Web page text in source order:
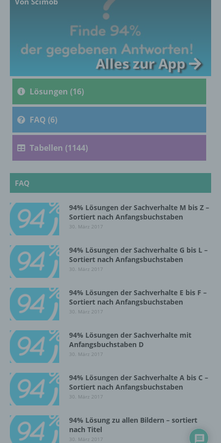
Alles zur App
Lösungen (16)
FAQ (6)
Tabellen (1144)
FAQ
94% Lösungen der Sachverhalte M bis Z –
Sortiert nach Anfangsbuchstaben
30. März 2017
94% Lösungen der Sachverhalte G bis L –
Sortiert nach Anfangsbuchstaben
30. März 2017
94% Lösungen der Sachverhalte E bis F –
Sortiert nach Anfangsbuchstaben
30. März 2017
94% Lösungen der Sachverhalte mit
Anfangsbuchstaben D
30. März 2017
94% Lösungen der Sachverhalte A bis C –
Sortiert nach Anfangsbuchstaben
30. März 2017
94% Lösung zu allen Bildern – sortiert
nach Titel
30. März 2017
c) Verarbeitung
Verarbeitung ist jeder mit oder ohne Hilfe
automatisierter Verfahren ausgeführte
Vorgang oder jede solche Vorgangsreihe im
Daten wie das Erheben, das Erfassen, die
Auslesen, das Abfragen, die Verwendung,
die Offenlegung durch Übermittlung,
Bereitstellung, den Abgleich oder die
Verknüpfung, die Einschränkung, das
d) Einschränkung der Verarbeitung
Einschränkung der Verarbeitung ist die
Markierung gespeicherter
personenbezogener Daten mit dem Ziel, ihre
künftige Verarbeitung einzuschränken.
e) Profiling
Profiling ist jede Art der automatisierten
darin besteht, dass diese
personenbezogenen Daten verwendet
werden, um bestimmte persönliche Aspekte,
die sich auf eine natürliche Person beziehen,
zu bewerten, insbesondere, um Aspekte
bezüglich Arbeitsleistung, wirtschaftlicher
Lage, Gesundheit, persönlicher Vorlieben,
Interessen, Zuverlässigkeit, Verhalten,
natürlichen Person zu analysieren oder
vorherzusagen.